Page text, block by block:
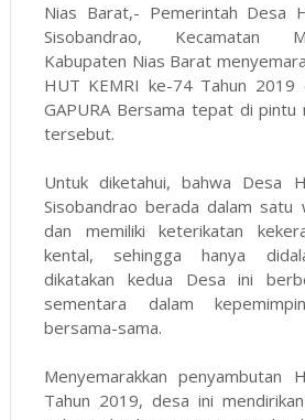
Nias Barat,- Pemerintah Desa
Sisobandrao, Kecamatan
Kabupaten Nias Barat
HUT KEMRI ke-74 Tahun 2019
GAPURA Bersama tepat di pintu
tersebut.
Untuk diketahui, bahwa Desa
Sisobandrao berada dalam satu
dan memiliki keterikatan
kental, sehingga hanya
dikatakan kedua Desa ini
sementara dalam
bersama-sama.
Menyemarakkan penyambutan
Tahun 2019, desa ini